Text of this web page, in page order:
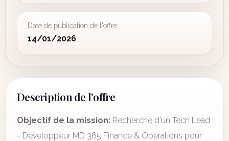
Date de publication de l'offre
14/01/2026
Description de l'offre
Objectif de la mission: Recherche d'un Tech Lead
- Développeur MD 365 Finance & Operations pour